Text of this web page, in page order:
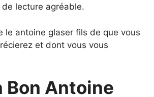
lecture agréable.
le antoine glaser fils de que vous
et dont vous vous
Bon Antoine